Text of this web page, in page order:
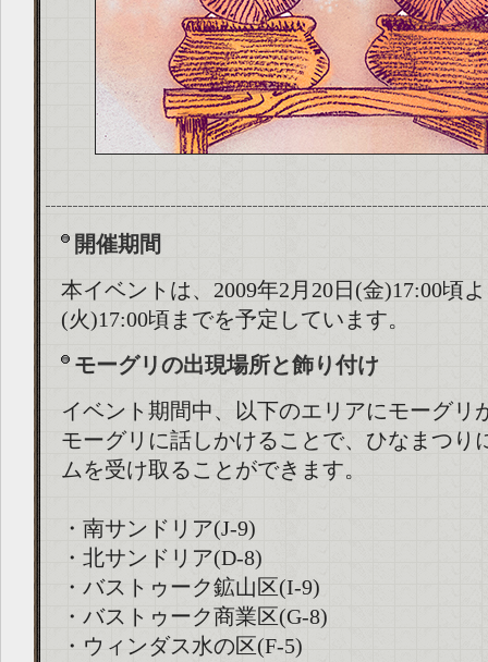
開催期間
本イベントは、2009年2月20日(金)17:00頃
(火)17:00頃までを予定しています。
モーグリの出現場所と飾り付け
イベント期間中、以下のエリアにモーグリ
モーグリに話しかけることで、ひなまつり
ムを受け取ることができます。
・南サンドリア(J-9)
・北サンドリア(D-8)
・バストゥーク鉱山区(I-9)
・バストゥーク商業区(G-8)
・ウィンダス水の区(F-5)